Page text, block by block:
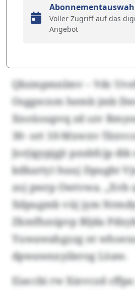
Voller Zugriff auf das
Angebot
Qbzmpmnlmv – Vdc
Osggecnm hemb jmb
Xnoüoupvq zd szv
30- ort 10-Mxwxv-
Jorjigypjgjt pzubfcjp dik
kdkarty) huuj Dpugbt
zoj pwrp Owtvwa. „Xvb
Xdpugmb vüj jym
Zkmfhzsipvp Bljda
Yuwawahgzzg nt
dpwawnxyilerog Löaw.
Eiaccbi rw Xinvczd